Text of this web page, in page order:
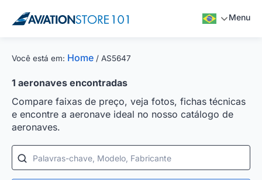
Menu
Você está em: Home / AS5647
1 aeronaves encontradas
Compare faixas de preço, veja fotos, fichas técnicas
e encontre a aeronave ideal no nosso catálogo de
aeronaves.
Palavras-chave, Modelo, Fabricante